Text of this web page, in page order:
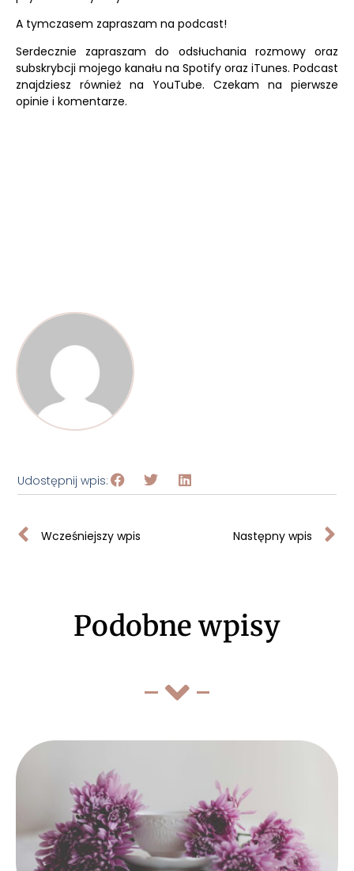
A tymczasem zapraszam na podcast!
Serdecznie zapraszam do odsłuchania rozmowy oraz
subskrybcji mojego kanału na Spotify oraz iTunes. Podcast
znajdziesz również na YouTube. Czekam na pierwsze
opinie i komentarze.
Udostępnij wpis:
Wcześniejszy wpis Następny wpis
Podobne wpisy